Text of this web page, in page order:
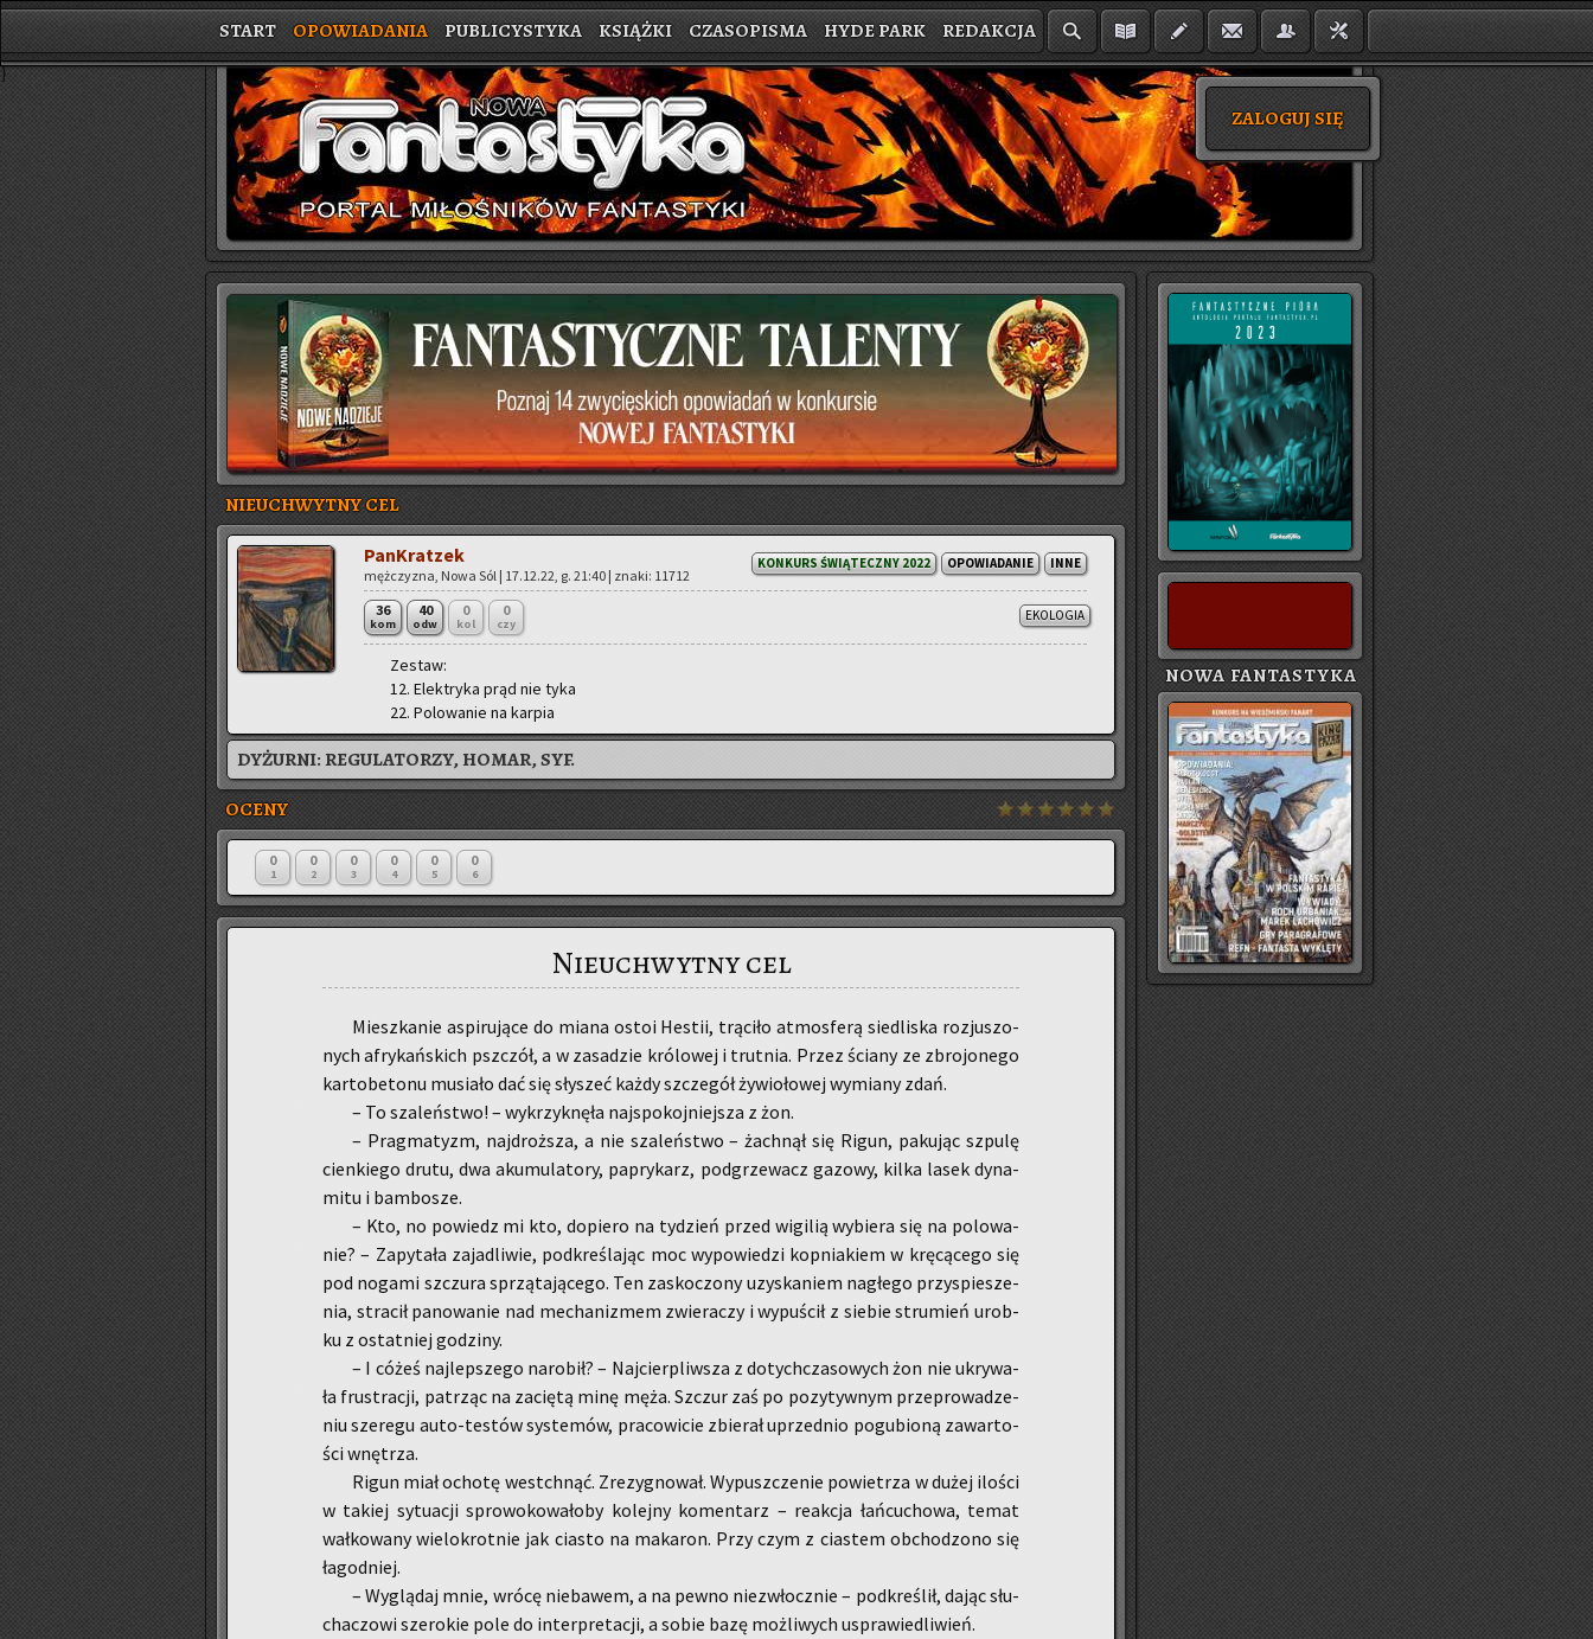
START OPOWIADANIA PUBLICYSTYKA KSIĄŻKI CZASOPISMA HYDE PARK REDAKCJA
ZALOGUJ SIĘ
}
NIEUCHWYTNY CEL
KONKURS ŚWIĄTECZNY 2022 OPOWIADANIE INNE
Pan­Krat­zek
męż­czy­zna, Nowa Sól | 17.12.22, g. 21:40 | znaki: 11712
36
kom
40
odw
0
kol
0
czy
EKOLOGIA
Ze­staw:
12. Elek­try­ka prąd nie tyka
22. Po­lo­wa­nie na kar­pia
DYŻURNI:REGULATORZY, HOMAR, SYF.
OCENY
0
1
0
2
0
3
0
4
0
5
0
6
Nieuchwytny cel
Miesz­ka­nie aspi­ru­ją­ce do miana ostoi He­stii, trą­ci­ło at­mos­fe­rą sie­dli­ska roz­ju­szo­
nych afry­kań­skich psz­czół, a w za­sa­dzie kró­lo­wej i trut­nia. Przez ścia­ny ze zbro­jo­ne­go
kar­to­be­to­nu mu­sia­ło dać się sły­szeć każdy szcze­gół ży­wio­ło­wej wy­mia­ny zdań.
– To sza­leń­stwo! – wy­krzyk­nę­ła naj­spo­koj­niej­sza z żon.
– Prag­ma­tyzm, naj­droż­sza, a nie sza­leń­stwo – żach­nął się Rigun, pa­ku­jąc szpu­lę
cien­kie­go drutu, dwa aku­mu­la­to­ry, pa­pry­karz, pod­grze­wacz ga­zo­wy, kilka lasek dy­na­
mi­tu i bam­bo­sze.
– Kto, no po­wiedz mi kto, do­pie­ro na ty­dzień przed wi­gi­lią wy­bie­ra się na po­lo­wa­
nie? – Za­py­ta­ła za­ja­dli­wie, pod­kre­śla­jąc moc wy­po­wie­dzi kop­nia­kiem w krę­cą­ce­go się
pod no­ga­mi szczu­ra sprzą­ta­ją­ce­go. Ten za­sko­czo­ny uzy­ska­niem na­głe­go przy­spie­sze­
nia, stra­cił pa­no­wa­nie nad me­cha­ni­zmem zwie­ra­czy i wy­pu­ścił z sie­bie stru­mień urob­
ku z ostat­niej go­dzi­ny.
– I cóżeś naj­lep­sze­go na­ro­bił? – Naj­cier­pliw­sza z do­tych­cza­so­wych żon nie ukry­wa­
ła fru­stra­cji, pa­trząc na za­cię­tą minę męża. Szczur zaś po po­zy­tyw­nym prze­pro­wa­dze­
niu sze­re­gu au­to-te­stów sys­te­mów, pra­co­wi­cie zbie­rał uprzed­nio po­gu­bio­ną za­war­to­
ści wnę­trza.
Rigun miał ocho­tę wes­tchnąć. Zre­zy­gno­wał. Wy­pusz­cze­nie po­wie­trza w dużej ilo­ści
w ta­kiej sy­tu­acji spro­wo­ko­wa­ło­by ko­lej­ny ko­men­tarz – re­ak­cja łań­cu­cho­wa, temat
wał­ko­wa­ny wie­lo­krot­nie jak cia­sto na ma­ka­ron. Przy czym z cia­stem ob­cho­dzo­no się
ła­god­niej.
– Wy­glą­daj mnie, wrócę nie­ba­wem, a na pewno nie­zwłocz­nie – pod­kre­ślił, dając słu­
cha­czo­wi sze­ro­kie pole do in­ter­pre­ta­cji, a sobie bazę moż­li­wych uspra­wie­dli­wień.
NOWA FANTASTYKA